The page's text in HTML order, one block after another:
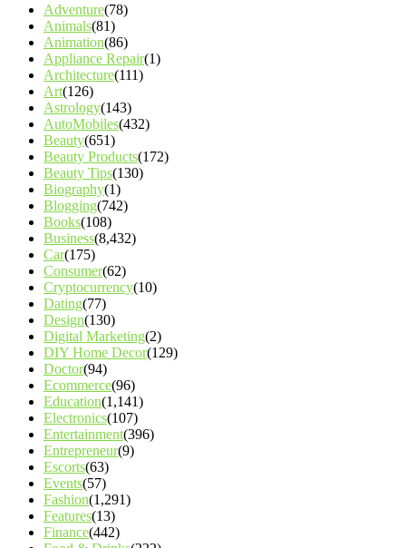
Adventure(78)
Animals(81)
Animation(86)
Appliance Repair(1)
Architecture(111)
Art(126)
Astrology(143)
AutoMobiles(432)
Beauty(651)
Beauty Products(172)
Beauty Tips(130)
Biography(1)
Blogging(742)
Books(108)
Business(8,432)
Car(175)
Consumer(62)
Cryptocurrency(10)
Dating(77)
Design(130)
Digital Marketing(2)
DIY Home Decor(129)
Doctor(94)
Ecommerce(96)
Education(1,141)
Electronics(107)
Entertainment(396)
Entrepreneur(9)
Escorts(63)
Events(57)
Fashion(1,291)
Features(13)
Finance(442)